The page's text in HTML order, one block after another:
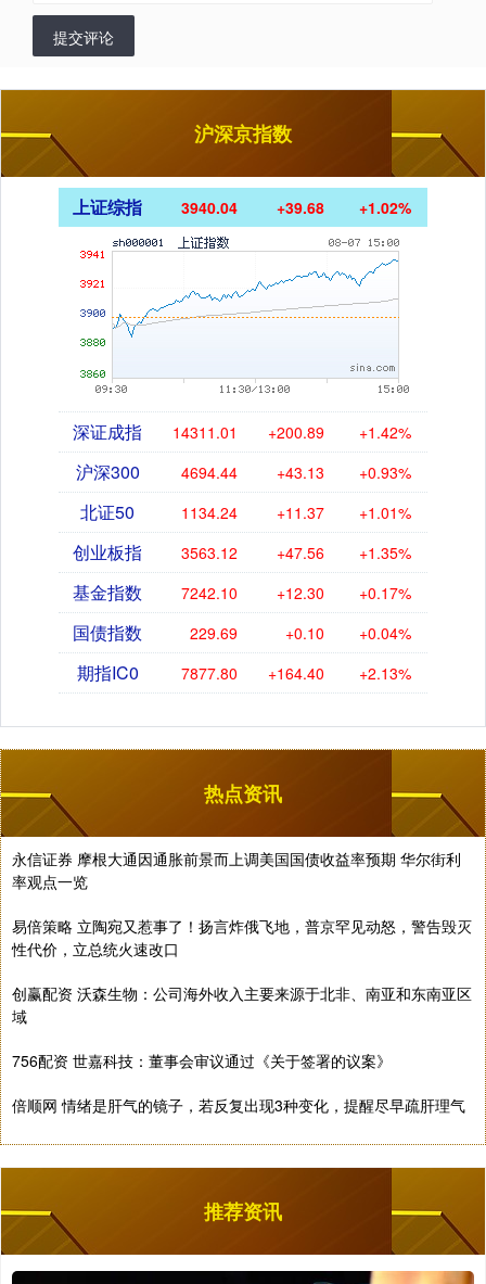
提交评论
沪深京指数
上证综指 3940.04 +39.68 +1.02%
深证成指 14311.01 +200.89 +1.42%
沪深300 4694.44 +43.13 +0.93%
北证50 1134.24 +11.37 +1.01%
创业板指 3563.12 +47.56 +1.35%
基金指数 7242.10 +12.30 +0.17%
国债指数 229.69 +0.10 +0.04%
期指IC0 7877.80 +164.40 +2.13%
热点资讯
永信证券 摩根大通因通胀前景而上调美国国债收益率预期 华尔街利
率观点一览
易倍策略 立陶宛又惹事了！扬言炸俄飞地，普京罕见动怒，警告毁灭
性代价，立总统火速改口
创赢配资 沃森生物：公司海外收入主要来源于北非、南亚和东南亚区
域
756配资 世嘉科技：董事会审议通过《关于签署的议案》
倍顺网 情绪是肝气的镜子，若反复出现3种变化，提醒尽早疏肝理气
推荐资讯